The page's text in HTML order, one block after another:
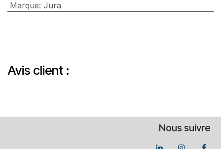
Marque: Jura
Avis client :
Nous suivre